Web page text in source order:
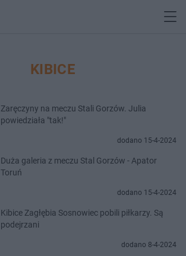
KIBICE
Zaręczyny na meczu Stali Gorzów. Julia
powiedziała "tak!"
dodano 15-4-2024
Duża galeria z meczu Stal Gorzów - Apator
Toruń
dodano 15-4-2024
Kibice Zagłębia Sosnowiec pobili piłkarzy. Są
podejrzani
dodano 8-4-2024